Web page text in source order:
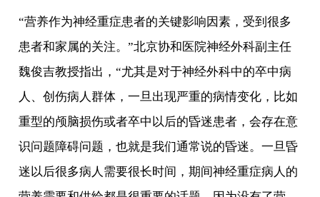
“营养作为神经重症患者的关键影响因素，受到很多
患者和家属的关注。”北京协和医院神经外科副主任
魏俊吉教授指出，“尤其是对于神经外科中的卒中病
人、创伤病人群体，一旦出现严重的病情变化，比如
重型的颅脑损伤或者卒中以后的昏迷患者，会存在意
识问题障碍问题，也就是我们通常说的昏迷。一旦昏
迷以后很多病人需要很长时间，期间神经重症病人的